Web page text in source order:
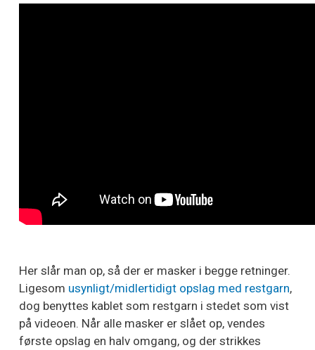
Her slår man op, så der er masker i begge retninger.
Ligesom usynligt/midlertidigt opslag med restgarn,
dog benyttes kablet som restgarn i stedet som vist
på videoen. Når alle masker er slået op, vendes
første opslag en halv omgang, og der strikkes